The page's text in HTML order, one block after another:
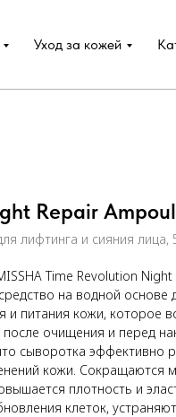
Уход за кожей
Repair
лифтинга и сияния лица,
Time Revolution
на водной основе
и питания кожи, которое
очищения и перед
сыворотка эффективно
кожи. Сокращаются
плотность и
клеток,